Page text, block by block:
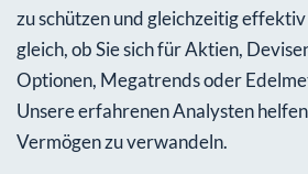
zu schützen und gleichzeitig
gleich, ob Sie sich für Aktien,
Optionen, Megatrends oder
Unsere erfahrenen Analysten
Vermögen zu verwandeln.